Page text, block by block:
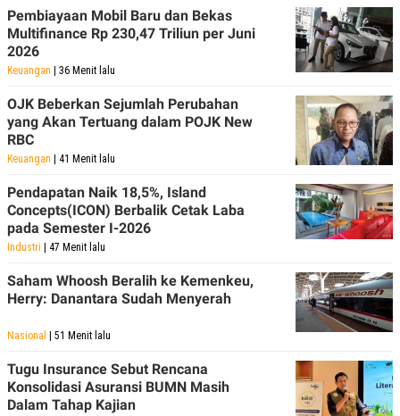
E
P
A
P
E
A
D
V
E
R
I
I
N
G
G
M
E
D
I
.
I
D
SITEMAPPROFILETERM
OF
USE
Pembiayaan Mobil Baru dan Bekas
Multifinance Rp 230,47 Triliun per Juni
2026
Keuangan | 36 Menit lalu
OJK Beberkan Sejumlah Perubahan
yang Akan Tertuang dalam POJK New
RBC
Keuangan | 41 Menit lalu
Pendapatan Naik 18,5%, Island
Concepts(ICON) Berbalik Cetak Laba
pada Semester I-2026
Industri | 47 Menit lalu
Saham Whoosh Beralih ke Kemenkeu,
Herry: Danantara Sudah Menyerah
Nasional | 51 Menit lalu
Tugu Insurance Sebut Rencana
Konsolidasi Asuransi BUMN Masih
Dalam Tahap Kajian